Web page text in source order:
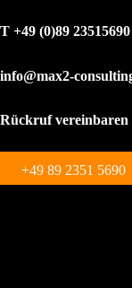
T +49 (0)89 23515690
info@max2-
Rückruf vereinbaren
Zum
Inhalt
+49 89 2351 5690